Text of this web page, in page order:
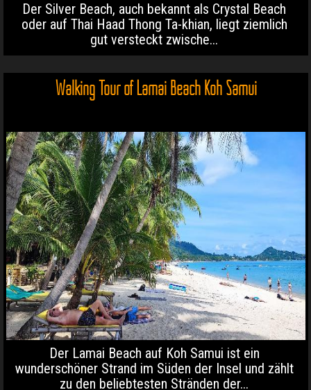
Der Silver Beach, auch bekannt als Crystal Beach
oder auf Thai Haad Thong Ta-khian, liegt ziemlich
gut versteckt zwische...
Walking Tour of Lamai Beach Koh Samui
Der Lamai Beach auf Koh Samui ist ein
wunderschöner Strand im Süden der Insel und zählt
zu den beliebtesten Stränden der...